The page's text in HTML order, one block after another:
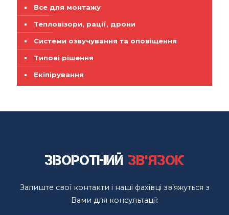
Все для монтажу
Тепловізори, рації, дрони
Системи озвучування та оповіщення
Типові рішення
Екіпірування
Зворотний зв'язок
Залиште свої контакти і наші фахівці зв’яжуться з
Вами для консультації: